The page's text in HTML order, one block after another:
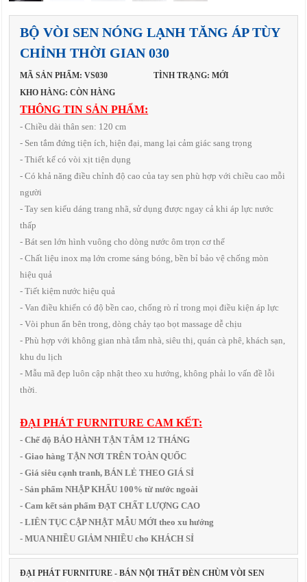
BỘ VÒI SEN NÓNG LẠNH TĂNG ÁP TÙY
CHỈNH THỜI GIAN 030
MÃ SẢN PHẨM: VS030
TÌNH TRẠNG: MỚI
KHO HÀNG: CÒN HÀNG
THÔNG TIN SẢN PHẨM:
- Chiều dài thân sen: 120 cm
- Sen tắm đứng tiện ích, hiện đại, mang lại cảm giác sang trọng
- Thiết kế có vòi xịt tiện dụng
- Có khả năng điều chỉnh độ cao của tay sen phù hợp với chiều cao mỗi
người
- Tay sen kiểu dáng trang nhã, sử dụng được ngay cả khi áp lực nước
thấp
- Bát sen lớn hình vuông cho dòng nước ôm trọn cơ thể
- Chất liệu inox mạ lớn crome sáng bóng, bền bỉ bảo vệ chống mòn
hiệu quả
- Tiết kiệm nước hiệu quả
- Van điều khiển có độ bền cao, chống rò rỉ trong mọi điều kiện áp lực
- Vòi phun ẩn bên trong, dòng chảy tạo bọt massage dễ chịu
- Phù hợp với không gian nhà tắm nhà, siêu thị, quán cà phê, khách sạn,
khu du lịch
- Mẫu mã đẹp luôn cập nhật theo xu hướng, không phải lo vấn đề lỗi
thời.
ĐẠI PHÁT FURNITURE CAM KẾT:
- Chế độ BẢO HÀNH TẬN TÂM 12 THÁNG
- Giao hàng TẬN NƠI TRÊN TOÀN QUỐC
- Giá siêu cạnh tranh, BÁN LẺ THEO GIÁ SỈ
- Sản phẩm NHẬP KHẨU 100% từ nước ngoài
- Cam kết sản phẩm ĐẠT CHẤT LƯỢNG CAO
- LIÊN TỤC CẬP NHẬT MẪU MỚI theo xu hướng
- MUA NHIỀU GIẢM NHIỀU cho KHÁCH SỈ
ĐẠI PHÁT FURNITURE - BÁN NỘI THẤT ĐÈN CHÙM VÒI SEN